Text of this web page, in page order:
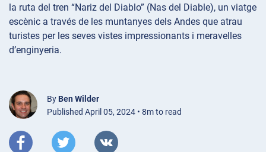
la ruta del tren “Nariz del Diablo” (Nas del Diable), un viatge
escènic a través de les muntanyes dels Andes que atrau
turistes per les seves vistes impressionants i meravelles
d’enginyeria.
By Ben Wilder
Published April 05, 2024 • 8m to read